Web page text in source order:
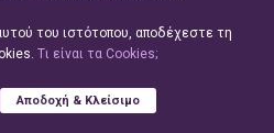
τηςHellas Press Media
του ιστότοπου, αποδέχεστε τη
Tι είναι τα Cookies;
Αποδοχή & Κλείσιμο